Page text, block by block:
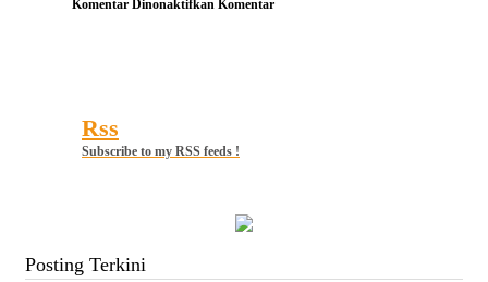
Komentar Dinonaktifkan Komentar
Rss
Subscribe to my RSS feeds !
Posting Terkini